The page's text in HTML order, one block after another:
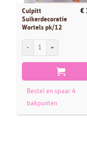
Culpitt
Suikerdecoratie
Wortels pk/12
€
Culpitt Suikerdecoratie
Bestel en spaar 4
bakpunten